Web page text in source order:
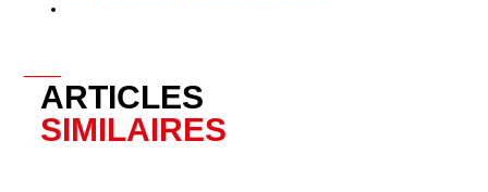
ARTICLES
SIMILAIRES